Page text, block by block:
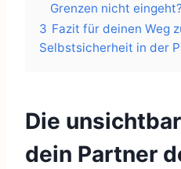
Grenzen nicht eingeht?
3 Fazit für deinen Weg
Selbstsicherheit in der
Die
dein Partner